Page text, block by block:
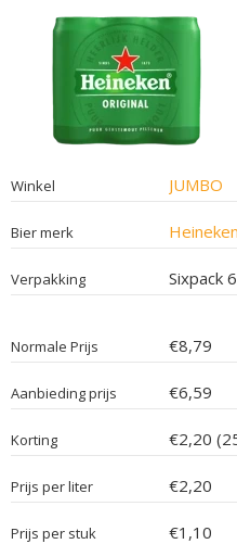
Winkel JUMBO
Bier merk
Verpakking Sixpack
Normale Prijs €8,79
Aanbieding prijs €6,59
Korting €2,20
Prijs per liter €2,20
Prijs per stuk €1,10